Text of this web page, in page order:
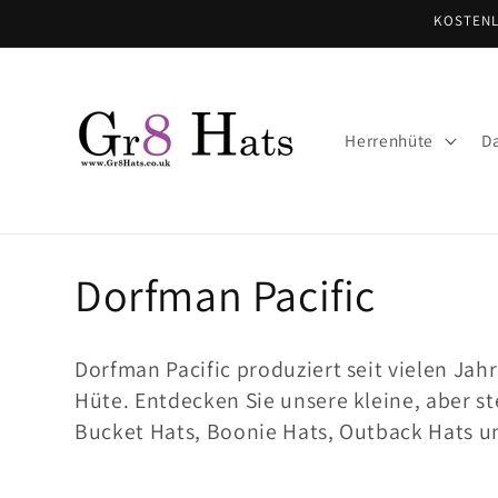
Inhalt
Herrenhüte
K
a
t
Dorfman Pacific
Dorfman Pacific produziert seit vielen
Hüte. Entdecken Sie unsere kleine, aber
Bucket Hats, Boonie Hats, Outback Hats